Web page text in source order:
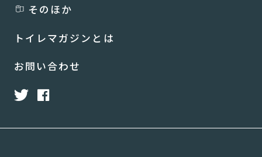
トイレマガジンとは
お問い合わせ
そのほか